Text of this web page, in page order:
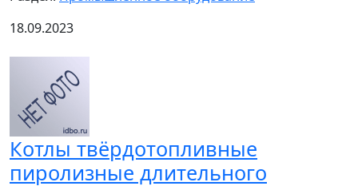
18.09.2023
Котлы твёрдотопливные
пиролизные длительного